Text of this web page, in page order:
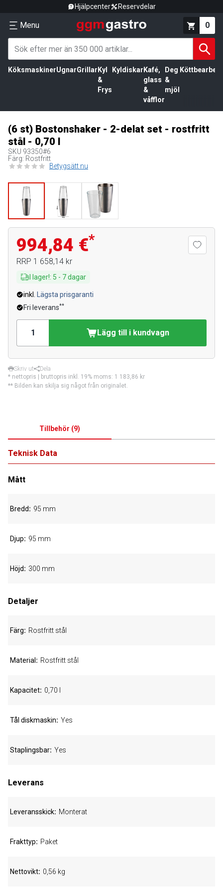
Hjälpcenter Reservdelar
Menu 0
KöksmaskinerUgnarGrillar Kyl
&
Frys
Kyldiskar Kafé,
glass
&
våfflor
Deg
&
mjöl
(6 st) Bostonshaker - 2-delat set - rostfritt
stål - 0,70 l
SKU 93350#6
Färg: Rostfritt
Betygsätt nu
994,84 €*
RRP 1 658,14 kr
I lager!: 5 - 7dagar
inkl.
Lägsta prisgaranti
Fri leverans**
Lägg till i kundvagn
Skriv ut
Dela
* nettopris | bruttopris inkl. 19% moms: 1 183,86 kr
** Bilden kan skilja sig något från originalet.
Tillbehör (9)
Teknisk Data
Mått
Bredd 95 mm
Djup 95 mm
Höjd 300 mm
Detaljer
Färg Rostfritt stål
Material Rostfritt stål
Kapacitet 0,70 l
Tål diskmaskin Yes
Staplingsbar Yes
Leverans
Leveransskick Monterat
Frakttyp Paket
Nettovikt 0,56 kg